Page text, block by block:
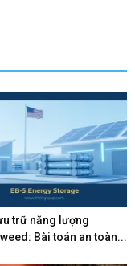
trữ năng lượng
Bài toán an toàn...